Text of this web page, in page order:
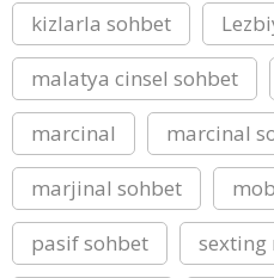
kizlarla sohbet
malatya cinsel sohbet
marcinal
marcinal
marjinal sohbet
pasif sohbet
sexting